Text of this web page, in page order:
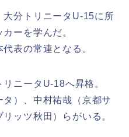
大分トリニータU-15に所
ーを学んだ。
表の常連となる。
ニータU-18へ昇格。
）、中村祐哉（京都サ
ッツ秋田）らがいる。